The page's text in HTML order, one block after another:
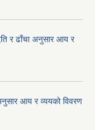
र ढाँचा अनुसार आय र
आय र व्ययको विवरण